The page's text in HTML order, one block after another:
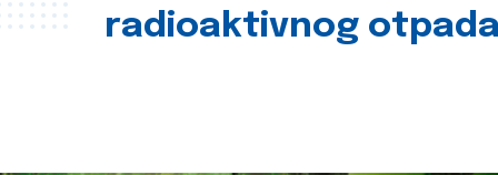
radioaktivnog